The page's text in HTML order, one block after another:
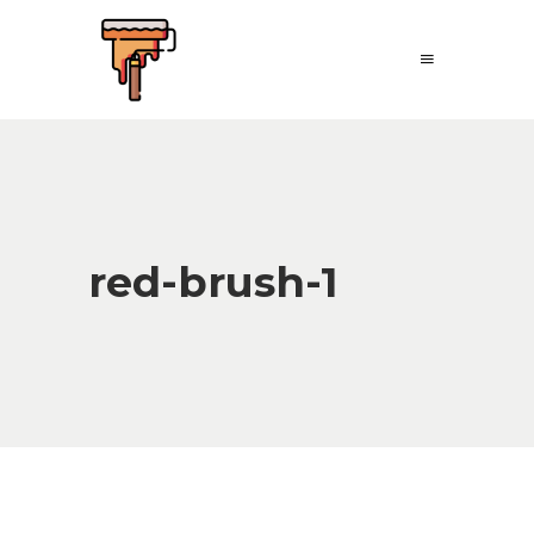
red-brush-1